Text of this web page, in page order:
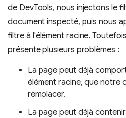
de DevTools, nous injectons le
document inspecté, puis nous
filtre à l'élément racine.
présente plusieurs problèmes :
La page peut déjà
élément racine, que notre
remplacer.
La page peut déjà